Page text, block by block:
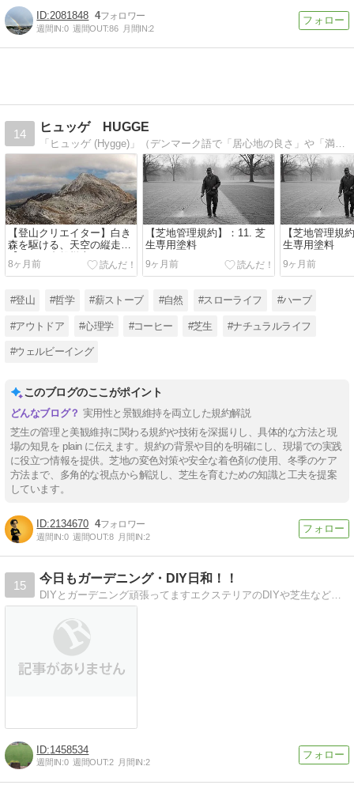
2081848 4
週間IN:0 週間OUT:86 月間IN:2
14
ヒュッゲ HUGGE
【登山クリエイター】白き
森を駆ける、天空の縦走
【１０：裏磐梯山トレイル
ラン編】
8ヶ月前
【芝地管理規約】：11. 芝
生専用塗料
9ヶ月前
【芝地管理規
生専用塗料
9ヶ月前
#登山 #哲学 #薪ストーブ #自然 #スローライフ #ハーブ
#アウトドア #心理学 #コーヒー #芝生 #ナチュラルライフ
#ウェルビーイング
このブログのここがポイント
実用性と景観維持を両立した規約解説
芝生の管理と美観維持に関わる規約や技術を深掘りし、具体的な方法と現
場の知見を plain に伝えます。規約の背景や目的を明確にし、現場での実践
に役立つ情報を提供。芝地の変色対策や安全な着色剤の使用、冬季のケア
方法まで、多角的な視点から解説し、芝生を育むための知識と工夫を提案
しています。
2134670 4
週間IN:0 週間OUT:8 月間IN:2
15
今日もガーデニング・DIY日和！！
DIYとガーデニング頑張ってますエクステリアのDIYや芝生などがメインですが他のこともちょこちょこ書いてます
1458534
週間IN:0 週間OUT:2 月間IN:2